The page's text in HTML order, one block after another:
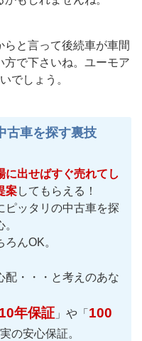
と言って後続車が車間
方で下さいね。ユーモア
でしょう。
古車を探す裏技
に出せばすぐ売れてし
案してもらえる！
ピッタリの中古車を探
んOK。
配・・・と考えのあな
年保証 」や「 100
の安心保証。